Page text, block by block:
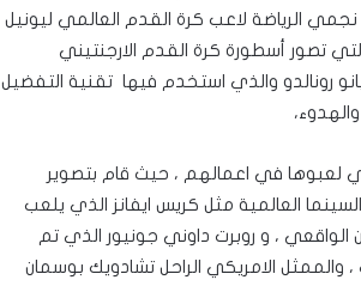
الرياضة لاعب كرة القدم العالمي ليونيل
تصور أسطورة كرة القدم الارجنتيني
رونالدو والذي استخدم فيها تقنية التفضيل
لعبوها في اعمالهم ، حيث قام بتصوير
العالمية مثل كريس ايفانز الذي يلعب
، و روبرت داوني جونيور الذي تم
الامريكي الراحل تشادويك بوسمان